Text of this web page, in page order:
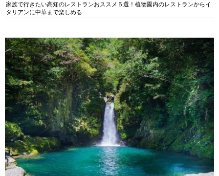
家族で行きたい高知のレストランおススメ５選！植物園内のレストランからイ
タリアンに中華まで楽しめる